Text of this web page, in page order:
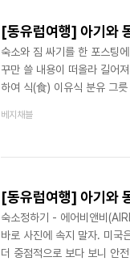
[동유럽여행] 아기와
숙소와 짐 싸기를 한 포스팅
꾸만 쓸 내용이 떠올라 길어
하여 식(食) 이유식 분유 그
건 아기수영복 샤워필터(유
여행인지라 가장 먼저 고민
베지채블
[동유럽여행] 아기와
숙소정하기 - 에어비앤비
바로 사진에 속지 말자. 미국
더 중점적으로 보다 보니 안